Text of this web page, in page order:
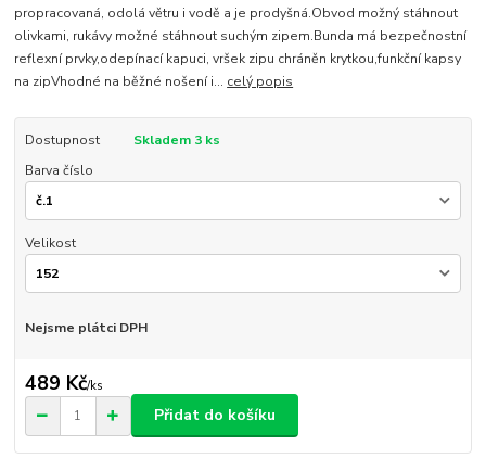
propracovaná, odolá větru i vodě a je prodyšná.Obvod možný stáhnout
olivkami, rukávy možné stáhnout suchým zipem.Bunda má bezpečnostní
reflexní prvky,odepínací kapuci, vršek zipu chráněn krytkou,funkční kapsy
na zipVhodné na běžné nošení i... celý popis
Dostupnost
Skladem 3 ks
Barva číslo
Velikost
Nejsme plátci DPH
489 Kč/ks
Přidat do košíku